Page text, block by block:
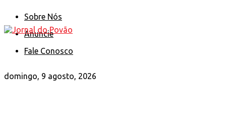
Sobre Nós
Anuncie
Fale Conosco
domingo, 9 agosto, 2026